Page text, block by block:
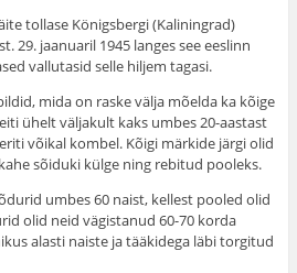
tollase Königsbergi (Kaliningrad)
29. jaanuaril 1945 langes see eeslinn
vallutasid selle hiljem tagasi.
mida on raske välja mõelda ka kõige
ühelt väljakult kaks umbes 20-aastast
võikal kombel. Kõigi märkide järgi olid
sõiduki külge ning rebitud pooleks.
umbes 60 naist, kellest pooled olid
olid neid vägistanud 60-70 korda
alasti naiste ja tääkidega läbi torgitud